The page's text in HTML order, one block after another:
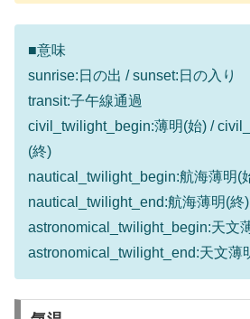
■意味
sunrise:日の出 / sunset:日の入り
transit:子午線通過
civil_twilight_begin:薄明(始) /
(終)
nautical_twilight_begin:航海薄明(
nautical_twilight_end:航海薄明(終)
astronomical_twilight_begin:天文
astronomical_twilight_end:天文薄